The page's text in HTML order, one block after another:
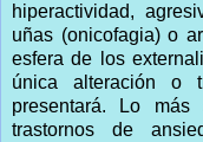
hiperactividad,
uñas (onicofagia) o
esfera de los
única alteración o
presentará. Lo más
trastornos de